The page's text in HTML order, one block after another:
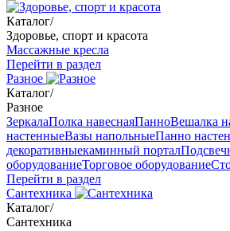
Каталог/
Здоровье, спорт и красота
Массажные кресла
Перейти в раздел
Разное
Каталог/
Разное
ЗеркалаПолка навеснаяПанноВешалка
настенныеВазы напольныеПанно
декоративныекаминный портал
оборудованиеТорговое оборудование
Перейти в раздел
Сантехника
Каталог/
Сантехника